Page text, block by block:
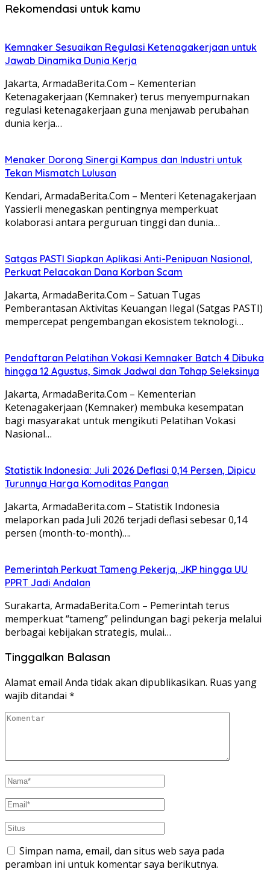
Rekomendasi untuk kamu
Kemnaker Sesuaikan Regulasi Ketenagakerjaan untuk
Jawab Dinamika Dunia Kerja
Jakarta, ArmadaBerita.Com – Kementerian
Ketenagakerjaan (Kemnaker) terus menyempurnakan
regulasi ketenagakerjaan guna menjawab perubahan
dunia kerja…
Menaker Dorong Sinergi Kampus dan Industri untuk
Tekan Mismatch Lulusan
Kendari, ArmadaBerita.Com – Menteri Ketenagakerjaan
Yassierli menegaskan pentingnya memperkuat
kolaborasi antara perguruan tinggi dan dunia…
Satgas PASTI Siapkan Aplikasi Anti-Penipuan Nasional,
Perkuat Pelacakan Dana Korban Scam
Jakarta, ArmadaBerita.Com – Satuan Tugas
Pemberantasan Aktivitas Keuangan Ilegal (Satgas PASTI)
mempercepat pengembangan ekosistem teknologi…
Pendaftaran Pelatihan Vokasi Kemnaker Batch 4 Dibuka
hingga 12 Agustus, Simak Jadwal dan Tahap Seleksinya
Jakarta, ArmadaBerita.Com – Kementerian
Ketenagakerjaan (Kemnaker) membuka kesempatan
bagi masyarakat untuk mengikuti Pelatihan Vokasi
Nasional…
Statistik Indonesia: Juli 2026 Deflasi 0,14 Persen, Dipicu
Turunnya Harga Komoditas Pangan
Jakarta, ArmadaBerita.com – Statistik Indonesia
melaporkan pada Juli 2026 terjadi deflasi sebesar 0,14
persen (month-to-month)….
Pemerintah Perkuat Tameng Pekerja, JKP hingga UU
PPRT Jadi Andalan
Surakarta, ArmadaBerita.Com – Pemerintah terus
memperkuat “tameng” pelindungan bagi pekerja melalui
berbagai kebijakan strategis, mulai…
Tinggalkan Balasan
Alamat email Anda tidak akan dipublikasikan. Ruas yang
wajib ditandai *
Simpan nama, email, dan situs web saya pada
peramban ini untuk komentar saya berikutnya.